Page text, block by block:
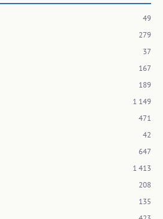
49
279
37
167
189
1 149
471
42
647
1 413
208
135